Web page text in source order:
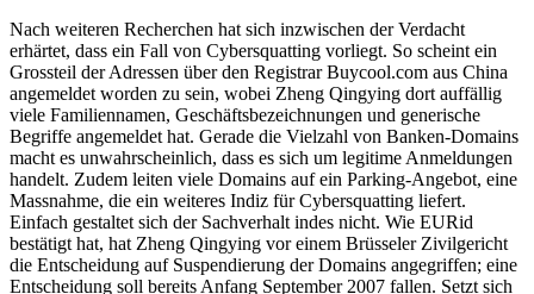
Nach weiteren Recherchen hat sich inzwischen der Verdacht
erhärtet, dass ein Fall von Cybersquatting vorliegt. So scheint ein
Grossteil der Adressen über den Registrar Buycool.com aus China
angemeldet worden zu sein, wobei Zheng Qingying dort auffällig
viele Familiennamen, Geschäftsbezeichnungen und generische
Begriffe angemeldet hat. Gerade die Vielzahl von Banken-Domains
macht es unwahrscheinlich, dass es sich um legitime Anmeldungen
handelt. Zudem leiten viele Domains auf ein Parking-Angebot, eine
Massnahme, die ein weiteres Indiz für Cybersquatting liefert.
Einfach gestaltet sich der Sachverhalt indes nicht. Wie EURid
bestätigt hat, hat Zheng Qingying vor einem Brüsseler Zivilgericht
die Entscheidung auf Suspendierung der Domains angegriffen; eine
Entscheidung soll bereits Anfang September 2007 fallen. Setzt sich